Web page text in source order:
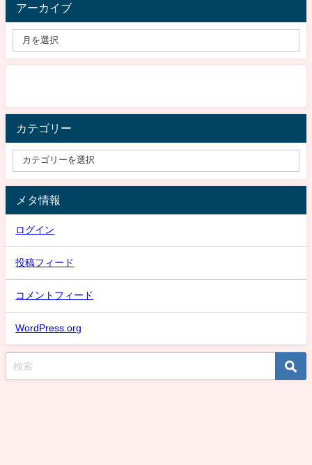
アーカイブ
カテゴリー
メタ情報
ログイン
投稿フィード
コメントフィード
WordPress.org